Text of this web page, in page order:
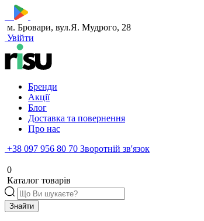
м. Бровари, вул.Я. Мудрого, 28
Увійти
Бренди
Акції
Блог
Доставка та повернення
Про нас
+38 097 956 80 70 Зворотній зв'язок
0
Каталог товарів
Знайти